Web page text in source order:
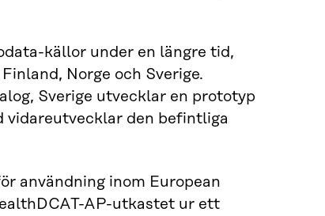
källor under en längre tid,
Norge och Sverige.
Sverige utvecklar en prototyp
vidareutvecklar den befintliga
användning inom European
AP-utkastet ur ett